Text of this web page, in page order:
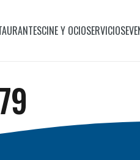
CINE Y OCIOSERVICIOS